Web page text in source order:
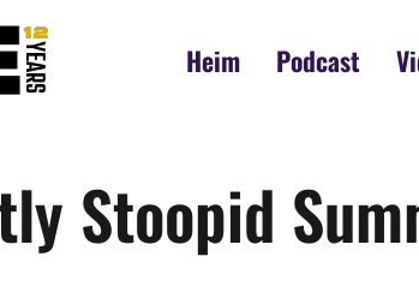
Heim Podcast
Stoopid